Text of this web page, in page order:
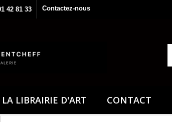
42 81 33 Contactez-nous
LA LIBRAIRIE D'ART CONTACT